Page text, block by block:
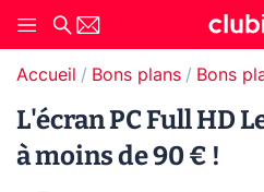
Accueil Bons plans Bons
L'écran PC Full HD
à moins de 90 € !